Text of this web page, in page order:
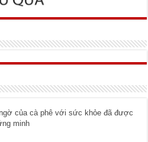
của cà phê với sức khỏe đã được
minh